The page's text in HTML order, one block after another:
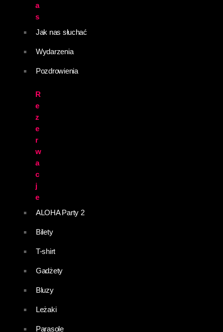
a
s
Jak nas słuchać
Wydarzenia
Pozdrowienia
R
e
z
e
r
w
a
c
j
e
ALOHA Party 2
Bilety
T-shirt
Gadżety
Bluzy
Leżaki
Parasole